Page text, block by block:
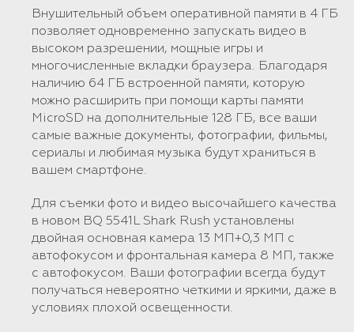
Внушительный объем оперативной памяти в 4 ГБ
позволяет одновременно запускать видео в
высоком разрешении, мощные игры и
многочисленные вкладки браузера. Благодаря
наличию 64 ГБ встроенной памяти, которую
можно расширить при помощи карты памяти
MicroSD на дополнительные 128 ГБ, все ваши
самые важные документы, фотографии, фильмы,
сериалы и любимая музыка будут храниться в
вашем смартфоне.
Для съемки фото и видео высочайшего качества
в новом BQ 5541L Shark Rush установлены
двойная основная камера 13 МП+0,3 МП с
автофокусом и фронтальная камера 8 МП, также
с автофокусом. Ваши фотографии всегда будут
получаться невероятно четкими и яркими, даже в
условиях плохой освещенности.